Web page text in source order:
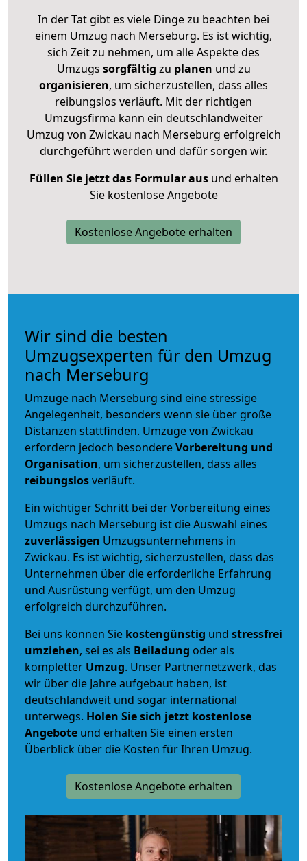
In der Tat gibt es viele Dinge zu beachten bei
einem Umzug nach Merseburg. Es ist wichtig,
sich Zeit zu nehmen, um alle Aspekte des
Umzugs sorgfältig zu planen und zu
organisieren, um sicherzustellen, dass alles
reibungslos verläuft. Mit der richtigen
Umzugsfirma kann ein deutschlandweiter
Umzug von Zwickau nach Merseburg erfolgreich
durchgeführt werden und dafür sorgen wir.
Füllen Sie jetzt das Formular ausund erhalten
Sie kostenlose Angebote
Kostenlose Angebote erhalten
Wir sind die besten
Umzugsexperten für den Umzug
nach Merseburg
Umzüge nach Merseburg sind eine stressige
Angelegenheit, besonders wenn sie über große
Distanzen stattfinden. Umzüge von Zwickau
erfordern jedoch besondereVorbereitung und
Organisation, um sicherzustellen, dass alles
reibungslosverläuft.
Ein wichtiger Schritt bei der Vorbereitung eines
Umzugs nach Merseburg ist die Auswahl eines
zuverlässigen Umzugsunternehmens in
Zwickau. Es ist wichtig, sicherzustellen, dass das
Unternehmen über die erforderliche Erfahrung
und Ausrüstung verfügt, um den Umzug
erfolgreich durchzuführen.
Bei uns können Sie kostengünstig und stressfrei
umziehen, sei es als Beiladung oder als
kompletter Umzug. Unser Partnernetzwerk, das
wir über die Jahre aufgebaut haben, ist
deutschlandweit und sogar international
unterwegs. Holen Sie sich jetzt kostenlose
Angebote und erhalten Sie einen ersten
Überblick über die Kosten für Ihren Umzug.
Kostenlose Angebote erhalten